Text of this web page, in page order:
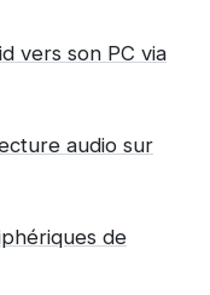
vers son PC via
audio sur
de